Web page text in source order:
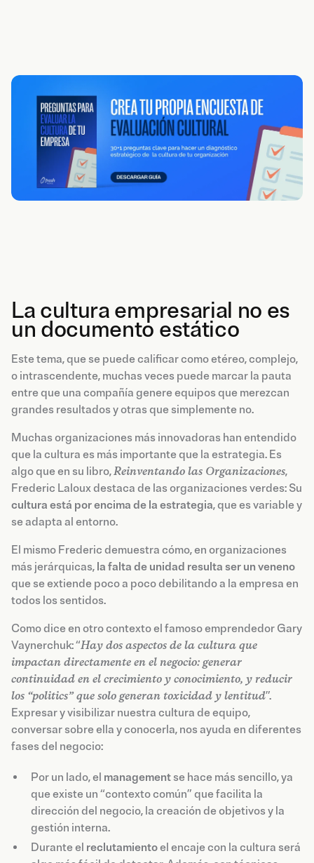
La cultura empresarial no es
un documento estático
Este tema, que se puede calificar como etéreo, complejo,
o intrascendente, muchas veces puede marcar la pauta
entre que una compañía genere equipos que merezcan
grandes resultados y otras que simplemente no.
Muchas organizaciones más innovadoras han entendido
que la cultura es más importante que la estrategia. Es
algo que en su libro,Reinventando las Organizaciones,
Frederic Laloux destaca de las organizaciones verdes: Su
cultura está por encima de la estrategia, que es variable y
se adapta al entorno.
El mismo Frederic demuestra cómo, en organizaciones
más jerárquicas, la falta de unidad resulta ser un veneno
que se extiende poco a poco debilitando a la empresa en
todos los sentidos.
Como dice en otro contexto el famoso emprendedor Gary
Vaynerchuk: “Hay dos aspectos de la cultura que
impactan directamente en el negocio: generar
continuidad en el crecimiento y conocimiento, y reducir
los “politics” que solo generan toxicidad y lentitud”.
Expresar y visibilizar nuestra cultura de equipo,
conversar sobre ella y conocerla, nos ayuda en diferentes
fases del negocio:
Por un lado, el management se hace más sencillo, ya
que existe un “contexto común” que facilita la
dirección del negocio, la creación de objetivos y la
gestión interna.
Durante el reclutamientoel encaje con la cultura será